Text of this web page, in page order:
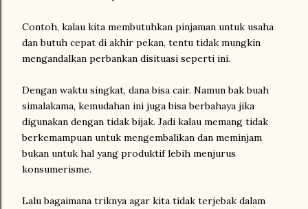
Contoh, kalau kita membutuhkan pinjaman untuk usaha
dan butuh cepat di akhir pekan, tentu tidak mungkin
mengandalkan perbankan disituasi seperti ini.
Dengan waktu singkat, dana bisa cair. Namun bak buah
simalakama, kemudahan ini juga bisa berbahaya jika
digunakan dengan tidak bijak. Jadi kalau memang tidak
berkemampuan untuk mengembalikan dan meminjam
bukan untuk hal yang produktif lebih menjurus
konsumerisme.
Lalu bagaimana triknya agar kita tidak terjebak dalam